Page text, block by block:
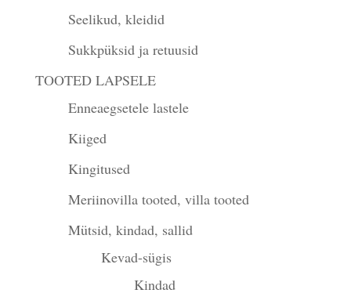
Seelikud, kleidid
Sukkpüksid ja retuusid
TOOTED LAPSELE
Enneaegsetele lastele
Kiiged
Kingitused
Meriinovilla tooted, villa tooted
Mütsid, kindad, sallid
Kevad-sügis
Kindad